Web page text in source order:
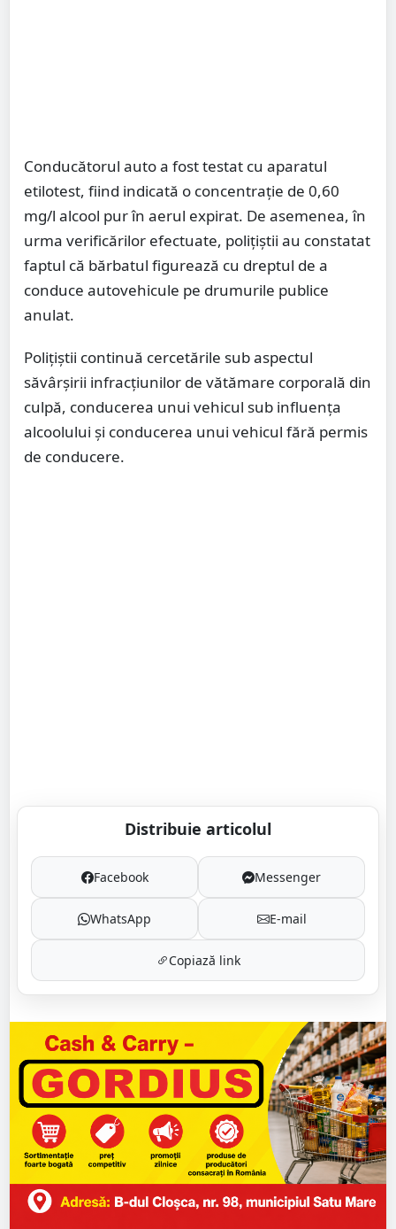
Conducătorul auto a fost testat cu aparatul
etilotest, fiind indicată o concentrație de 0,60
mg/l alcool pur în aerul expirat. De asemenea, în
urma verificărilor efectuate, polițiștii au constatat
faptul că bărbatul figurează cu dreptul de a
conduce autovehicule pe drumurile publice
anulat.
Polițiștii continuă cercetările sub aspectul
săvârșirii infracțiunilor de vătămare corporală din
culpă, conducerea unui vehicul sub influența
alcoolului și conducerea unui vehicul fără permis
de conducere.
Distribuie articolul
Facebook Messenger
WhatsApp E-mail
Copiază link